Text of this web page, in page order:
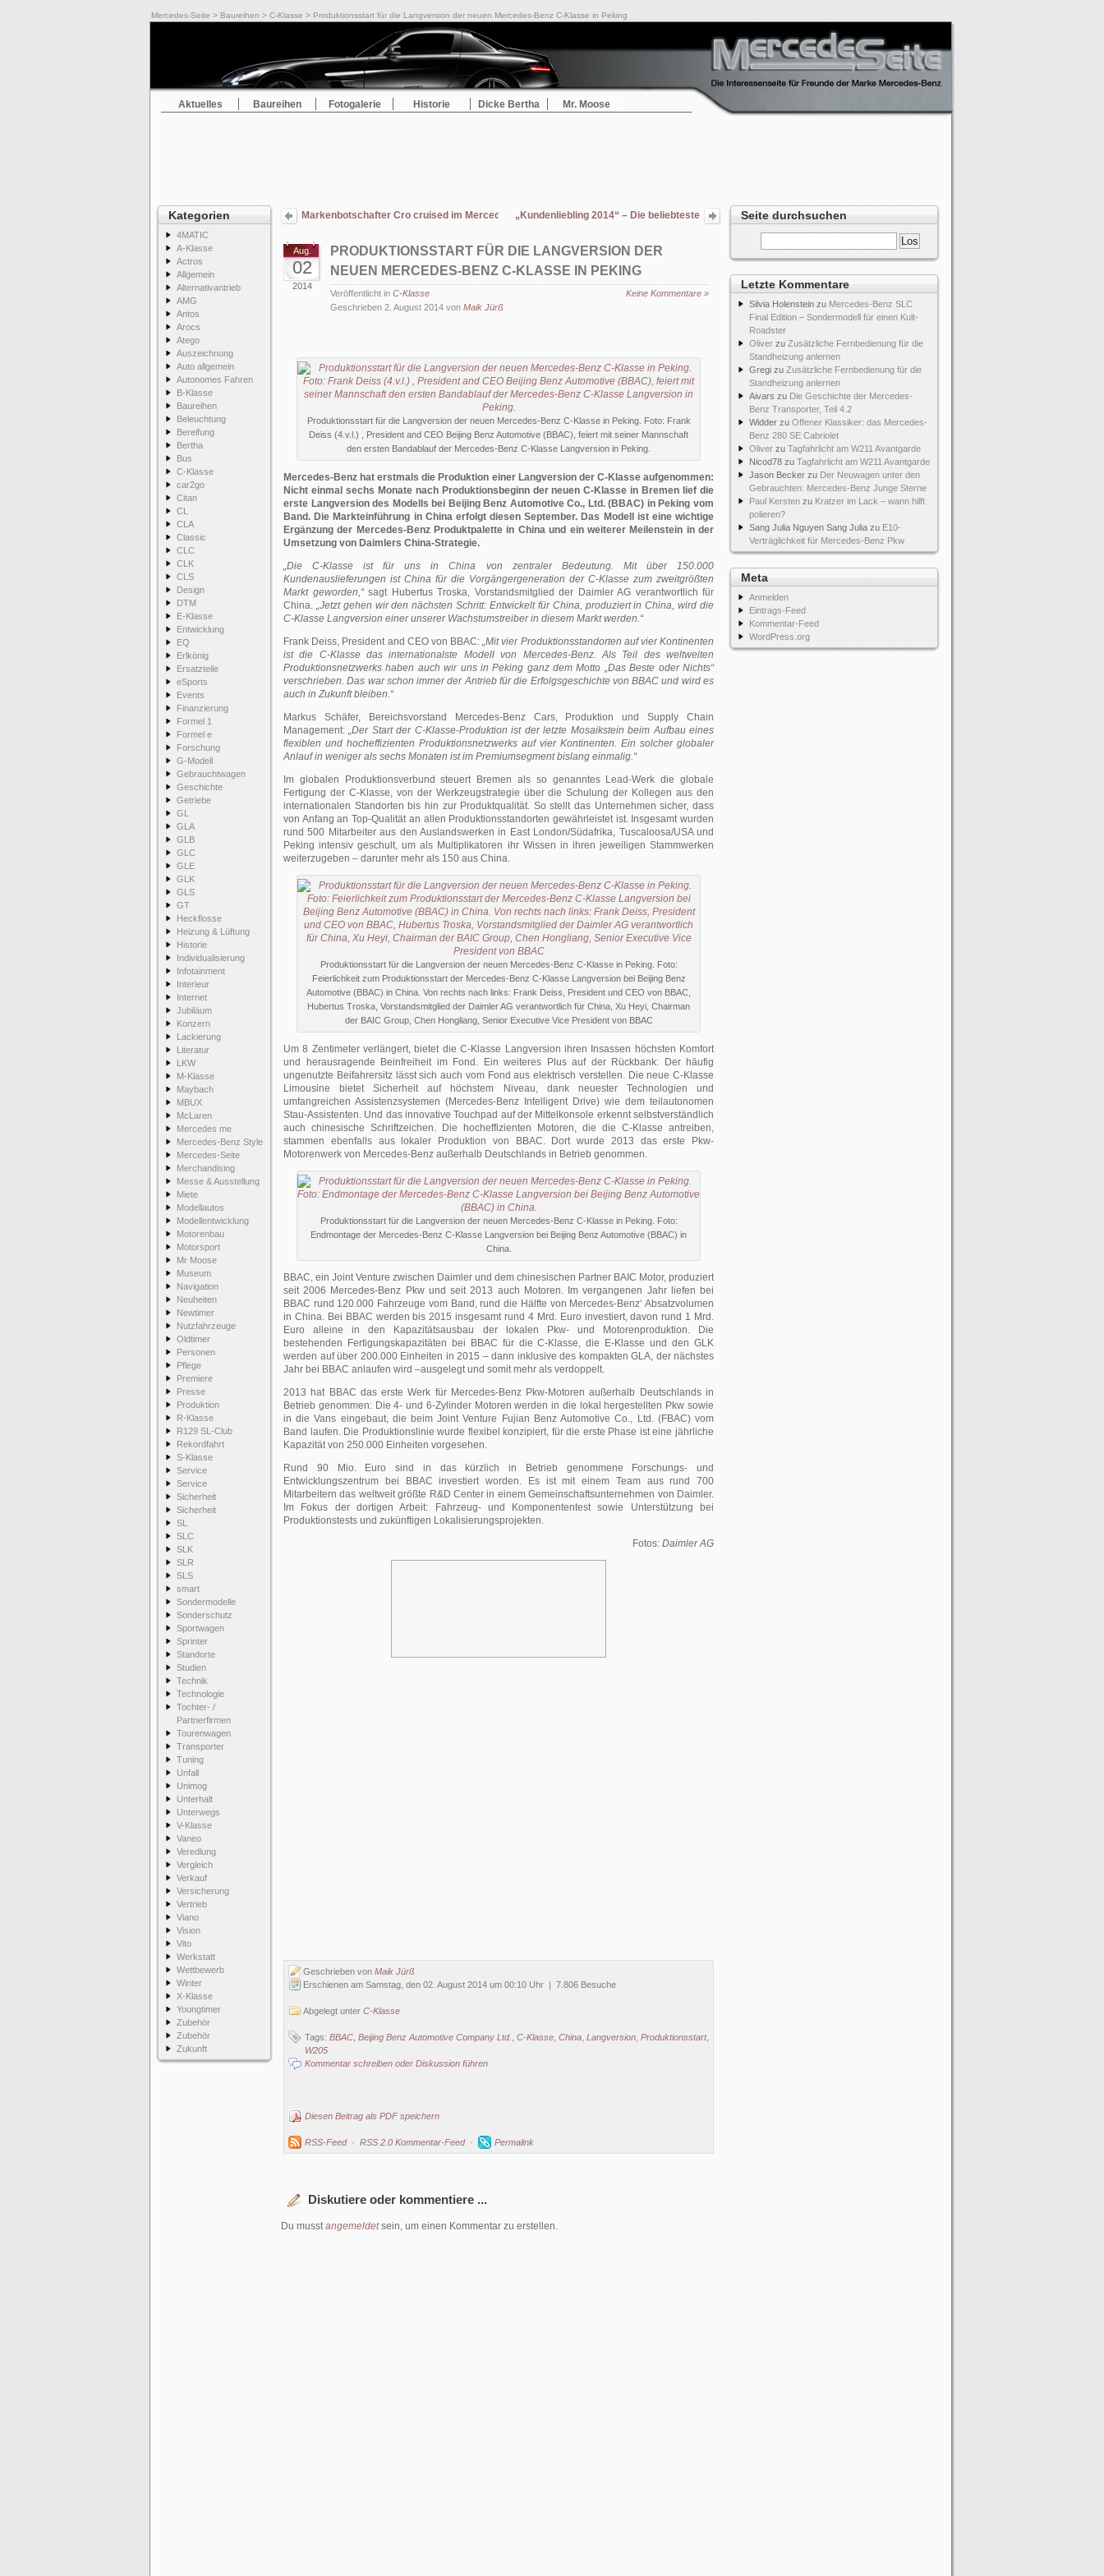
Mercedes-Seite > Baureihen > C-Klasse > Produktionsstart für die Langversion der neuen Mercedes-Benz C-Klasse in Peking
Aktuelles Baureihen Fotogalerie Historie Dicke Bertha Mr. Moose
Kategorien
4MATIC
A-Klasse
Actros
Allgemein
Alternativantrieb
AMG
Antos
Arocs
Atego
Auszeichnung
Auto allgemein
Autonomes Fahren
B-Klasse
Baureihen
Beleuchtung
Bereifung
Bertha
Bus
C-Klasse
car2go
Citan
CL
CLA
Classic
CLC
CLK
CLS
Design
DTM
E-Klasse
Entwicklung
EQ
Erlkönig
Ersatzteile
eSports
Events
Finanzierung
Formel 1
Formel e
Forschung
G-Modell
Gebrauchtwagen
Geschichte
Getriebe
GL
GLA
GLB
GLC
GLE
GLK
GLS
GT
Heckflosse
Heizung & Lüftung
Historie
Individualisierung
Infotainment
Interieur
Internet
Jubiläum
Konzern
Lackierung
Literatur
LKW
M-Klasse
Maybach
MBUX
McLaren
Mercedes me
Mercedes-Benz Style
Mercedes-Seite
Merchandising
Messe & Ausstellung
Miete
Modellautos
Modellentwicklung
Motorenbau
Motorsport
Mr Moose
Museum
Navigation
Neuheiten
Newtimer
Nutzfahrzeuge
Oldtimer
Personen
Pflege
Premiere
Presse
Produktion
R-Klasse
R129 SL-Club
Rekordfahrt
S-Klasse
Service
Service
Sicherheit
Sicherheit
SL
SLC
SLK
SLR
SLS
smart
Sondermodelle
Sonderschutz
Sportwagen
Sprinter
Standorte
Studien
Technik
Technologie
Tochter- /
Partnerfirmen
Tourenwagen
Transporter
Tuning
Unfall
Unimog
Unterhalt
Unterwegs
V-Klasse
Vaneo
Veredlung
Vergleich
Verkauf
Versicherung
Vertrieb
Viano
Vision
Vito
Werkstatt
Wettbewerb
Winter
X-Klasse
Youngtimer
Zubehör
Zubehör
Zukunft
Seite durchsuchen
Letzte Kommentare
Silvia Holenstein zu Mercedes-Benz SLC
Final Edition – Sondermodell für einen Kult-
Roadster
Oliver zu Zusätzliche Fernbedienung für die
Standheizung anlernen
Gregi zu Zusätzliche Fernbedienung für die
Standheizung anlernen
Aivars zu Die Geschichte der Mercedes-
Benz Transporter, Teil 4.2
Widder zu Offener Klassiker: das Mercedes-
Benz 280 SE Cabriolet
Oliver zu Tagfahrlicht am W211 Avantgarde
Nicod78 zu Tagfahrlicht am W211 Avantgarde
Jason Becker zu Der Neuwagen unter den
Gebrauchten: Mercedes-Benz Junge Sterne
Paul Kersten zu Kratzer im Lack – wann hilft
polieren?
Sang Julia Nguyen Sang Julia zu E10-
Verträglichkeit für Mercedes-Benz Pkw
Meta
Anmelden
Eintrags-Feed
Kommentar-Feed
WordPress.org
Markenbotschafter Cro cruised im Mercedes-Benz SL„Kundenliebling 2014“ – Die beliebteste
Kunden: Mercedes-Benz
Aug.
02
2014
PRODUKTIONSSTART FÜR DIE LANGVERSION DER
NEUEN MERCEDES-BENZ C-KLASSE IN PEKING
Veröffentlicht in C-Klasse
Keine Kommentare »
Geschrieben 2. August 2014 von Maik Jürß
Produktionsstart für die Langversion der neuen Mercedes-Benz C-Klasse in Peking. Foto: Frank
Deiss (4.v.l.) , President and CEO Beijing Benz Automotive (BBAC), feiert mit seiner Mannschaft
den ersten Bandablauf der Mercedes-Benz C-Klasse Langversion in Peking.
Mercedes-Benz hat erstmals die Produktion einer Langversion der C-Klasse aufgenommen:
Nicht einmal sechs Monate nach Produktionsbeginn der neuen C-Klasse in Bremen lief die
erste Langversion des Modells bei Beijing Benz Automotive Co., Ltd. (BBAC) in Peking vom
Band. Die Markteinführung in China erfolgt diesen September. Das Modell ist eine wichtige
Ergänzung der Mercedes-Benz Produktpalette in China und ein weiterer Meilenstein in der
Umsetzung von Daimlers China-Strategie.
„Die C-Klasse ist für uns in China von zentraler Bedeutung. Mit über 150.000
Kundenauslieferungen ist China für die Vorgängergeneration der C-Klasse zum zweitgrößten
Markt geworden,“sagt Hubertus Troska, Vorstandsmitglied der Daimler AG verantwortlich für
China. „Jetzt gehen wir den nächsten Schritt: Entwickelt für China, produziert in China, wird die
C-Klasse Langversion einer unserer Wachstumstreiber in diesem Markt werden.“
Frank Deiss, President and CEO von BBAC:„Mit vier Produktionsstandorten auf vier Kontinenten
ist die C-Klasse das internationalste Modell von Mercedes-Benz. Als Teil des weltweiten
Produktionsnetzwerks haben auch wir uns in Peking ganz dem Motto „Das Beste oder Nichts“
verschrieben. Das war schon immer der Antrieb für die Erfolgsgeschichte von BBAC und wird es
auch in Zukunft bleiben.“
Markus Schäfer, Bereichsvorstand Mercedes-Benz Cars, Produktion und Supply Chain
Management:„Der Start der C-Klasse-Produktion ist der letzte Mosaikstein beim Aufbau eines
flexiblen und hocheffizienten Produktionsnetzwerks auf vier Kontinenten. Ein solcher globaler
Anlauf in weniger als sechs Monaten ist im Premiumsegment bislang einmalig.“
Im globalen Produktionsverbund steuert Bremen als so genanntes Lead-Werk die globale
Fertigung der C-Klasse, von der Werkzeugstrategie über die Schulung der Kollegen aus den
internationalen Standorten bis hin zur Produktqualität. So stellt das Unternehmen sicher, dass
von Anfang an Top-Qualität an allen Produktionsstandorten gewährleistet ist. Insgesamt wurden
rund 500 Mitarbeiter aus den Auslandswerken in East London/Südafrika, Tuscaloosa/USA und
Peking intensiv geschult, um als Multiplikatoren ihr Wissen in ihren jeweiligen Stammwerken
weiterzugeben – darunter mehr als 150 aus China.
Produktionsstart für die Langversion der neuen Mercedes-Benz C-Klasse in Peking. Foto:
Feierlichkeit zum Produktionsstart der Mercedes-Benz C-Klasse Langversion bei Beijing Benz
Automotive (BBAC) in China. Von rechts nach links: Frank Deiss, President und CEO von BBAC,
Hubertus Troska, Vorstandsmitglied der Daimler AG verantwortlich für China, Xu Heyi, Chairman
der BAIC Group, Chen Hongliang, Senior Executive Vice President von BBAC
Um 8 Zentimeter verlängert, bietet die C-Klasse Langversion ihren Insassen höchsten Komfort
und herausragende Beinfreiheit im Fond. Ein weiteres Plus auf der Rückbank: Der häufig
ungenutzte Beifahrersitz lässt sich auch vom Fond aus elektrisch verstellen. Die neue C-Klasse
Limousine bietet Sicherheit auf höchstem Niveau, dank neuester Technologien und
umfangreichen Assistenzsystemen (Mercedes-Benz Intelligent Drive) wie dem teilautonomen
Stau-Assistenten. Und das innovative Touchpad auf der Mittelkonsole erkennt selbstverständlich
auch chinesische Schriftzeichen. Die hocheffizienten Motoren, die die C-Klasse antreiben,
stammen ebenfalls aus lokaler Produktion von BBAC. Dort wurde 2013 das erste Pkw-
Motorenwerk von Mercedes-Benz außerhalb Deutschlands in Betrieb genommen.
Produktionsstart für die Langversion der neuen Mercedes-Benz C-Klasse in Peking. Foto:
Endmontage der Mercedes-Benz C-Klasse Langversion bei Beijing Benz Automotive (BBAC) in
China.
BBAC, ein Joint Venture zwischen Daimler und dem chinesischen Partner BAIC Motor, produziert
seit 2006 Mercedes-Benz Pkw und seit 2013 auch Motoren. Im vergangenen Jahr liefen bei
BBAC rund 120.000 Fahrzeuge vom Band, rund die Hälfte von Mercedes-Benz‘ Absatzvolumen
in China. Bei BBAC werden bis 2015 insgesamt rund 4 Mrd. Euro investiert, davon rund 1 Mrd.
Euro alleine in den Kapazitätsausbau der lokalen Pkw- und Motorenproduktion. Die
bestehenden Fertigungskapazitäten bei BBAC für die C-Klasse, die E-Klasse und den GLK
werden auf über 200.000 Einheiten in 2015 – dann inklusive des kompakten GLA, der nächstes
Jahr bei BBAC anlaufen wird –ausgelegt und somit mehr als verdoppelt.
2013 hat BBAC das erste Werk für Mercedes-Benz Pkw-Motoren außerhalb Deutschlands in
Betrieb genommen: Die 4- und 6-Zylinder Motoren werden in die lokal hergestellten Pkw sowie
in die Vans eingebaut, die beim Joint Venture Fujian Benz Automotive Co., Ltd. (FBAC) vom
Band laufen. Die Produktionslinie wurde flexibel konzipiert, für die erste Phase ist eine jährliche
Kapazität von 250.000 Einheiten vorgesehen.
Rund 90 Mio. Euro sind in das kürzlich in Betrieb genommene Forschungs- und
Entwicklungszentrum bei BBAC investiert worden. Es ist mit einem Team aus rund 700
Mitarbeitern das weltweit größte R&D Center in einem Gemeinschaftsunternehmen von Daimler.
Im Fokus der dortigen Arbeit: Fahrzeug- und Komponententest sowie Unterstützung bei
Produktionstests und zukünftigen Lokalisierungsprojekten.
Fotos: Daimler AG
Geschrieben von Maik Jürß
Erschienen am Samstag, den 02. August 2014 um 00:10 Uhr | 7.806 Besuche
Abgelegt unter C-Klasse
Tags: BBAC Beijing Benz Automotive Company Ltd. C-Klasse China Langversion Produktionsstart,
W205
Kommentar schreiben oder Diskussion führen
Diesen Beitrag als PDF speichern
RSS-Feed· RSS 2.0 Kommentar-Feed· Permalink
Diskutiere oder kommentiere ...
Du musstangemeldetsein, um einen Kommentar zu erstellen.